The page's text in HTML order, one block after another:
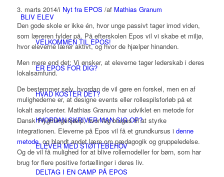
BLIV ELEV
VELKOMMEN TIL EPOS!
ER EPOS FOR DIG?
HVAD KOSTER DET?
HVORDAN SKRIVER MAN SIG OP?
ELEVER MED STØTTEBEHOV
DELTAG I EN CAMP PÅ EPOS
3. marts 2014/i Nyt fra EPOS /af Mathias Granum
Den gode skole er ikke én, hvor unge passivt tager imod viden,
som læreren fylder på. På efterskolen Epos vil vi skabe et miljø,
hvor eleverne lærer aktivt, og hvor de hjælper hinanden.
Men mere end det: Vi ønsker, at eleverne tager lederskab i deres
lokalsamfund.
De bestemmer selv, hvordan de vil gøre en forskel, men en af
mulighederne er, at designe events eller rollespilsforløb på et
lokalt asylcenter. Mathias Granum har udviklet en metode for
Dansk Flygtningehjælp, hvor leg bruges til at styrke
integrationen. Eleverne på Epos vil få et grundkursus i denne
metode, og blandt andet lære om pædagogik og gruppeledelse.
Og de vil få mulighed for at blive rollemodeller for børn, som har
brug for flere positive fortællinger i deres liv.